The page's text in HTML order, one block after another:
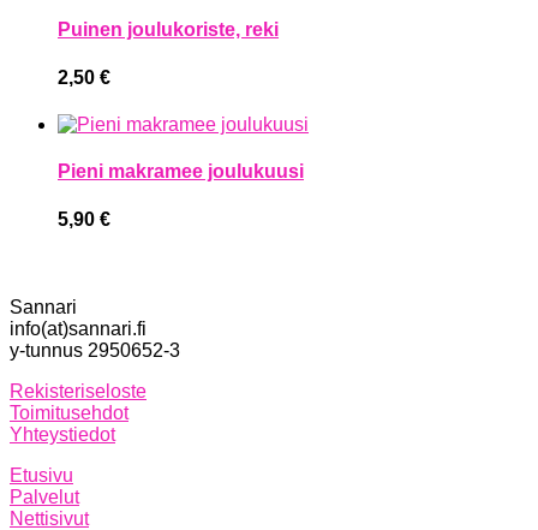
Puinen joulukoriste, reki
2,50 €
Pieni makramee joulukuusi
5,90 €
Sannari
info(at)sannari.fi
y-tunnus 2950652-3
Rekisteriseloste
Toimitusehdot
Yhteystiedot
Etusivu
Palvelut
Nettisivut